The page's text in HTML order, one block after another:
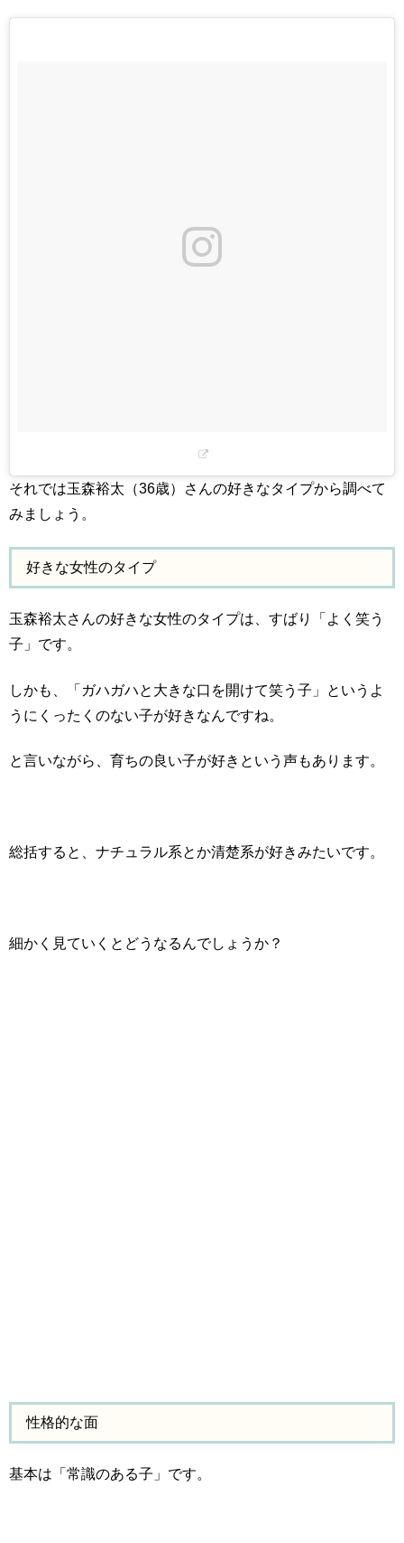
それでは玉森裕太（36歳）さんの好きなタイプから調べて
みましょう。
好きな女性のタイプ
玉森裕太さんの好きな女性のタイプは、すばり「よく笑う
子」です。
しかも、「ガハガハと大きな口を開けて笑う子」というよ
うにくったくのない子が好きなんですね。
と言いながら、育ちの良い子が好きという声もあります。
総括すると、ナチュラル系とか清楚系が好きみたいです。
細かく見ていくとどうなるんでしょうか？
性格的な面
基本は「常識のある子」です。